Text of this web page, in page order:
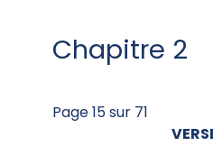
Chapitre 2
Page 15 sur 71